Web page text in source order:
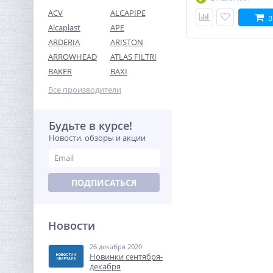
Муфта резьбовая 1"1/2 x
1"1/2 (ВР) никель UNI-FITT
672,64
Муфта редукция 3/4" x 1/2"
(ВР) латунь UNI-FITT
ACV
ALCAPIPE
Alcaplast
APE
ARDERIA
ARISTON
ARROWHEAD
ATLAS FILTRI
BAKER
BAXI
Все производители
Будьте в курсе!
Новости, обзоры и акции
ПОДПИСАТЬСЯ
Новости
26 декабря 2020
Новинки сентября-
декабря